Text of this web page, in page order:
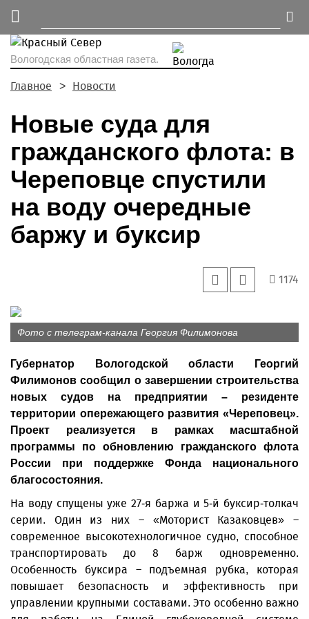
Вологодская областная газета.
Главное Новости
Новые суда для
гражданского флота: в
Череповце спустили
на воду очередные
баржу и буксир
1174
Фото с телеграм-канала Георгия Филимонова
Губернатор Вологодской области Георгий
Филимонов сообщил о завершении строительства
новых судов на предприятии – резиденте
территории опережающего развития «Череповец».
Проект реализуется в рамках масштабной
программы по обновлению гражданского флота
России при поддержке Фонда национального
благосостояния.
На воду спущены уже 27-я баржа и 5-й буксир-толкач
серии. Один из них – «Моторист Казаковцев» –
современное высокотехнологичное судно, способное
транспортировать до 8 барж одновременно.
Особенность буксира – подъемная рубка, которая
повышает безопасность и эффективность при
управлении крупными составами. Это особенно важно